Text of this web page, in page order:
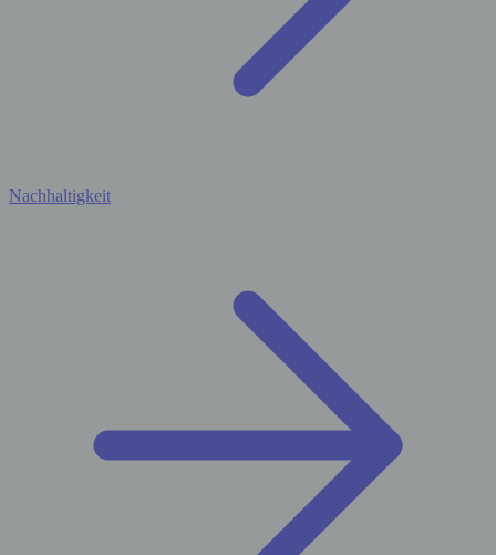
Nachhaltigkeit